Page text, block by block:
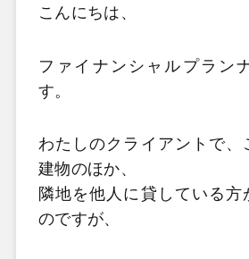
こんにちは、
ファイナンシャルプラン
す。
わたしのクライアントで、
建物のほか、
隣地を他人に貸している方
のですが、